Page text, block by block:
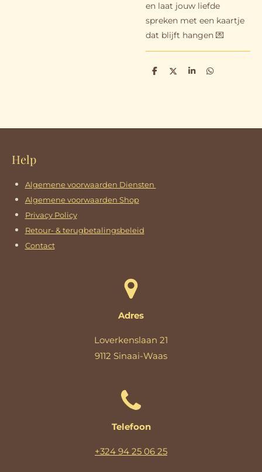
en laat jouw liefde
spreken met een kaartje
dat blijft hangen 💌
D
D
S
D
Help
Algemene voorwaarden Diensten
Algemene voorwaarden Shop
Privacy Policy
Retour- & terugbetalingsbeleid
Contact
Adres
Loverkenslaan 21
9112 Sinaai-Waas
Telefoon
+324 94 25 06 25